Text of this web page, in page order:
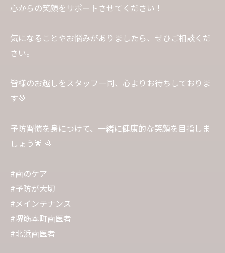
心からの笑顔をサポートさせてください！
気になることやお悩みがありましたら、ぜひご相談くだ
さい。
皆様のお越しをスタッフ一同、心よりお待ちしておりま
す💚
予防習慣を身につけて、一緒に健康的な笑顔を目指しま
しょう🌟 🌈
#歯のケア
#予防が大切
#メインテナンス
#堺筋本町歯医者
#北浜歯医者